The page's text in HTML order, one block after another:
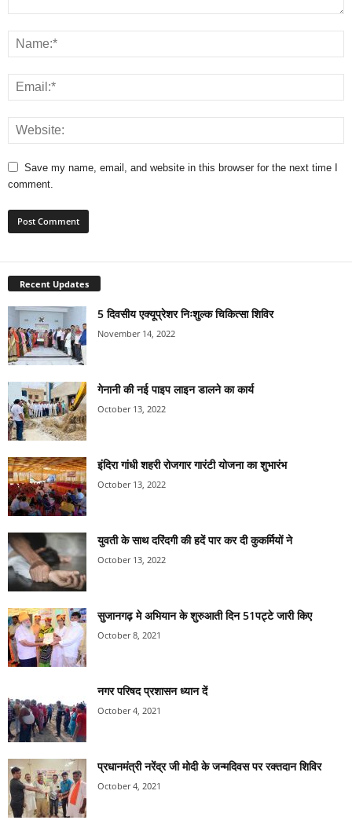
Save my name, email, and website in this browser for the next time I
comment.
Recent Updates
5 दिवसीय एक्यूप्रेशर निःशुल्क चिकित्सा शिविर
November 14, 2022
गेनानी की नई पाइप लाइन डालने का कार्य
October 13, 2022
इंदिरा गांधी शहरी रोजगार गारंटी योजना का शुभारंभ
October 13, 2022
युवती के साथ दरिंदगी की हदें पार कर दी कुकर्मियों ने
October 13, 2022
सुजानगढ़ मे अभियान के शुरुआती दिन 51पट्टे जारी किए
October 8, 2021
नगर परिषद प्रशासन ध्यान दें
October 4, 2021
प्रधानमंत्री नरेंद्र जी मोदी के जन्मदिवस पर रक्तदान शिविर
October 4, 2021